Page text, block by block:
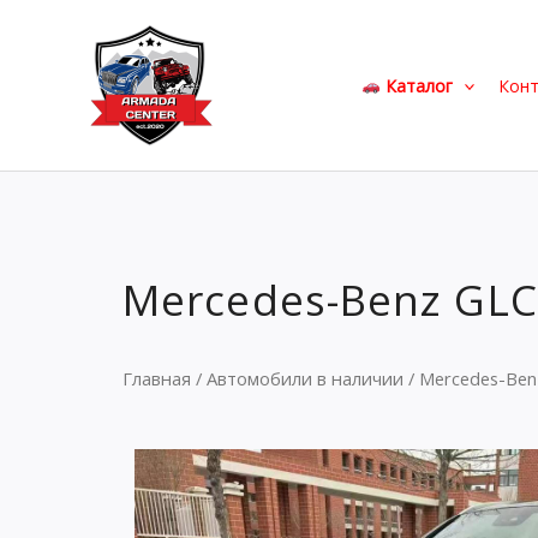
содержимому
Каталог
Mercedes-Benz
Главная / Автомобили в наличии / Mercedes-